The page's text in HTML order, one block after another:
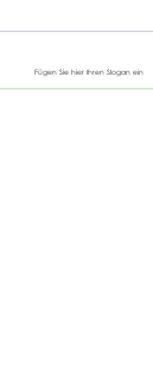
Fügen Sie hier Ihren Slogan ein